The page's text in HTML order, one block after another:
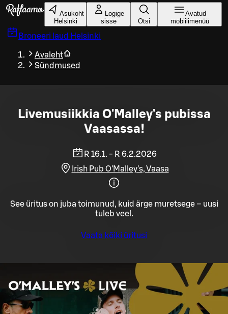
Liigu peamise sisu juurde
Asukoht
Helsinki
Logige
sisse
Otsi
Avatud
mobiilimenüü
Broneeri laud Helsinki
Avaleht
Sündmused
Livemusiikkia O'Malley's pubissa
Vaasassa!
R 16.1. - R 6.2.2026
Irish Pub O'Malley's, Vaasa
See üritus on juba toimunud, kuid ärge muretsege – uusi
tuleb veel.
Vaata kõiki üritusi